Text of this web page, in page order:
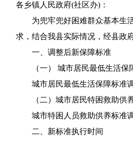
各乡镇人民政府(社区办)：
为兜牢兜好困难群众基本生
求，结合我县实际情况，经县政
一、调整后新保障标准
（一） 城市居民最低生活保
城市居民最低生活保障标准
（二）城市居民特困救助供
城市特困人员救助供养标准
二、新标准执行时间